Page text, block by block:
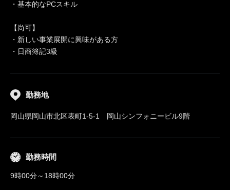
・基本的なPCスキル
【尚可】
・新しい事業展開に興味がある方
・日商簿記3級
勤務地
岡山県岡山市北区表町1-5-1 岡山シンフォニービル9階
勤務時間
9時00分～18時00分